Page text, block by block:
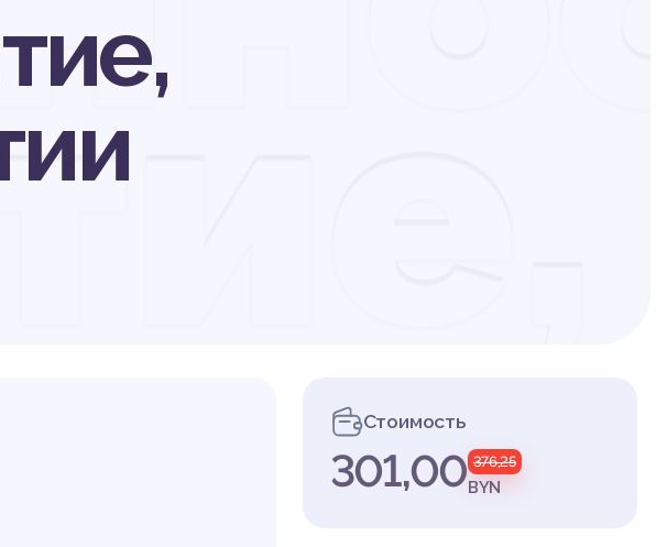
Стоимость
301,00 376,25
BYN